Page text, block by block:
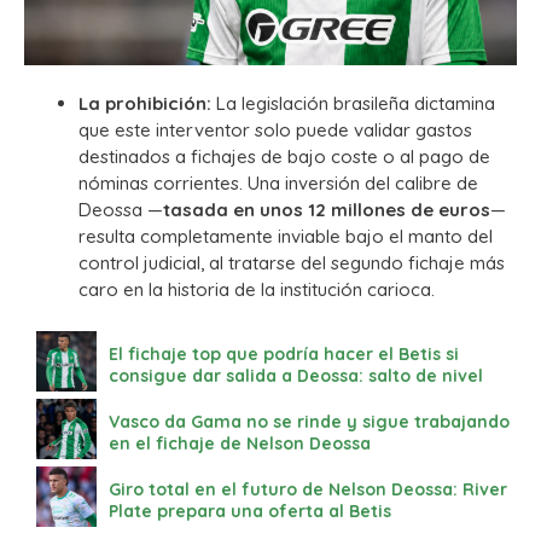
La prohibición: La legislación brasileña dictamina
que este interventor solo puede validar gastos
destinados a fichajes de bajo coste o al pago de
nóminas corrientes. Una inversión del calibre de
Deossa —tasada en unos 12 millones de euros—
resulta completamente inviable bajo el manto del
control judicial, al tratarse del segundo fichaje más
caro en la historia de la institución carioca.
El fichaje top que podría hacer el Betis si
consigue dar salida a Deossa: salto de nivel
Vasco da Gama no se rinde y sigue trabajando
en el fichaje de Nelson Deossa
Giro total en el futuro de Nelson Deossa: River
Plate prepara una oferta al Betis